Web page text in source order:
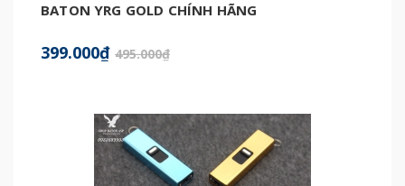
BATON YRG GOLD CHÍNH HÃNG
399.000₫ 495.000₫